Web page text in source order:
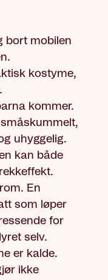
bort mobilen
kostyme,
kommer.
uhyggelig.
kan både
En
som løper
for
selv.
er kalde.
ikke